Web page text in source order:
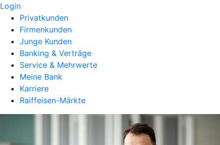
Login
Privatkunden
Firmenkunden
Junge Kunden
Banking & Verträge
Service & Mehrwerte
Meine Bank
Karriere
Raiffeisen-Märkte